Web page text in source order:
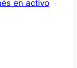
en activo